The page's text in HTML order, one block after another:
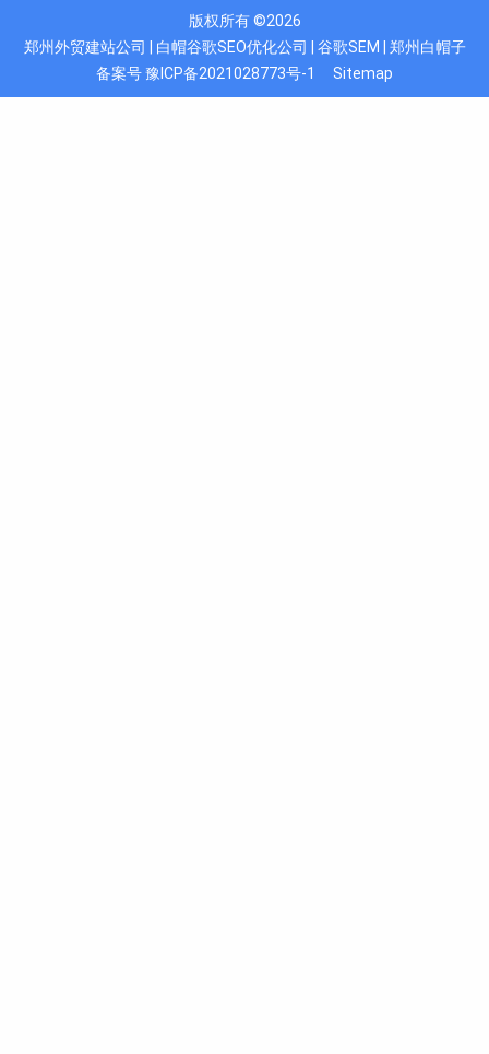
版权所有 ©2026
郑州外贸建站公司 | 白帽谷歌SEO优化公司 | 谷歌SEM | 郑州白帽子
备案号 豫ICP备2021028773号-1
Sitemap